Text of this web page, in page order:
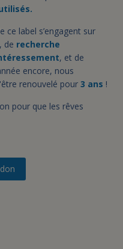
ce label s’engagent sur
, de recherche
, et de
encore, nous
renouvelé pour 3 ans !
pour que les rêves